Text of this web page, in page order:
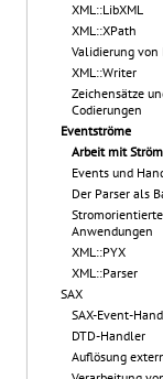
XML::LibXML
XML::XPath
Validierung von
XML::Writer
Zeichensätze
Codierungen
Eventströme
Arbeit mit
Events und
Der Parser als
Stromorientierte
Anwendungen
XML::PYX
XML::Parser
SAX
SAX-Event-
DTD-Handler
Auflösung